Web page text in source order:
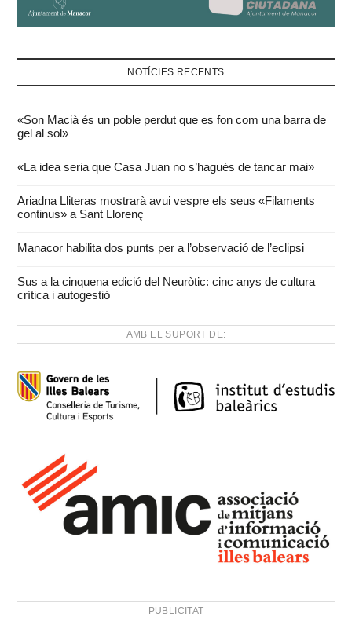
NOTÍCIES RECENTS
«Son Macià és un poble perdut que es fon com una barra de
gel al sol»
«La idea seria que Casa Juan no s’hagués de tancar mai»
Ariadna Lliteras mostrarà avui vespre els seus «Filaments
continus» a Sant Llorenç
Manacor habilita dos punts per a l’observació de l’eclipsi
Sus a la cinquena edició del Neuròtic: cinc anys de cultura
crítica i autogestió
AMB EL SUPORT DE:
PUBLICITAT